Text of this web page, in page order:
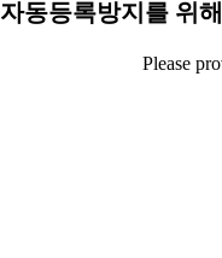
자동등록방지를 위
Please